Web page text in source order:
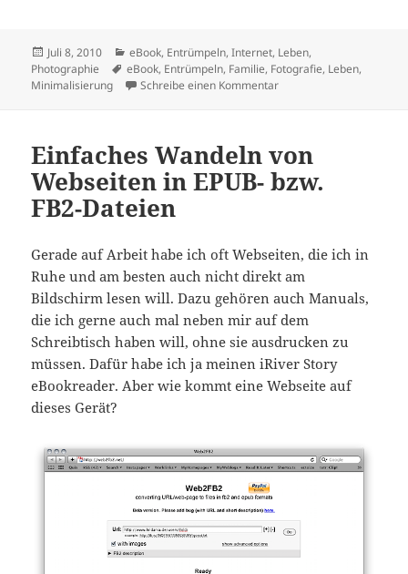
Veröffentlicht
am
Juli 8, 2010 Kategorien
eBook, Entrümpeln,Internet, Leben,
Photographie
Schlagwörter
eBook, Entrümpeln, Familie, Fotografie, Leben,
Minimalisierung
Schreibe einen Kommentarzu Kurze Onlinepause
Einfaches Wandeln von
Webseiten in EPUB- bzw.
FB2-Dateien
Gerade auf Arbeit habe ich oft Webseiten, die ich in
Ruhe und am besten auch nicht direkt am
Bildschirm lesen will. Dazu gehören auch Manuals,
die ich gerne auch mal neben mir auf dem
Schreibtisch haben will, ohne sie ausdrucken zu
müssen. Dafür habe ich ja meinen iRiver Story
eBookreader. Aber wie kommt eine Webseite auf
dieses Gerät?